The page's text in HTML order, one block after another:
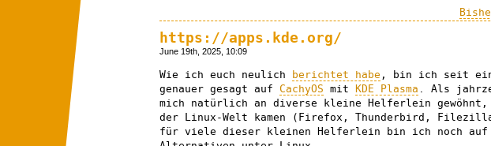
https://apps.kde.org/
June 19th, 2025, 10:09
Wie ich euch neulich berichtet habe , bin ich seit
genauer gesagt auf CachyOS mit KDE Plasma . Als
mich natürlich an diverse kleine Helferlein gewöhnt,
der Linux-Welt kamen (Firefox, Thunderbird,
für viele dieser kleinen Helferlein bin ich noch auf